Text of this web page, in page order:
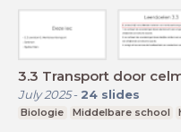
3.3 Transport door
July 2025- 24 slides
Biologie Middelbare school